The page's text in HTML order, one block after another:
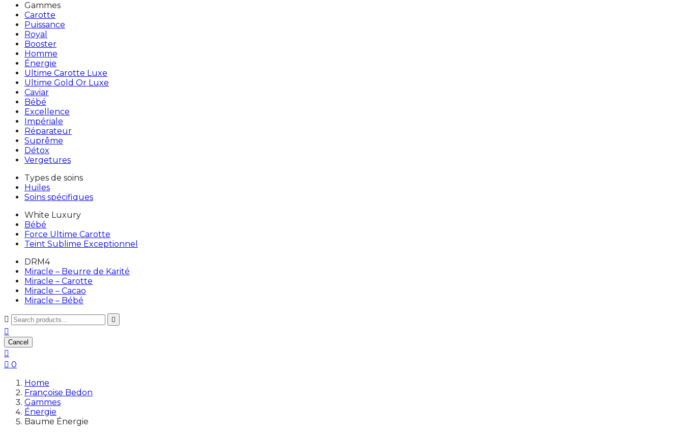
Gammes
Carotte
Puissance
Royal
Booster
Homme
Énergie
Ultime Carotte Luxe
Ultime Gold Or Luxe
Caviar
Bébé
Excellence
Impériale
Réparateur
Suprême
Détox
Vergetures
Types de soins
Huiles
Soins spécifiques
White Luxury
Bébé
Force Ultime Carotte
Teint Sublime Exceptionnel
DRM4
Miracle – Beurre de Karité
Miracle – Carotte
Miracle – Cacao
Miracle – Bébé



Cancel

 0
Home
Françoise Bedon
Gammes
Énergie
Baume Énergie